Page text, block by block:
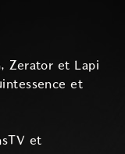
Zerator et Lapi
et
et